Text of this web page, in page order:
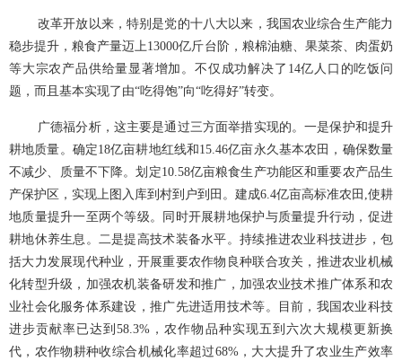
改革开放以来，特别是党的十八大以来，我国农业综合生产能力
稳步提升，粮食产量迈上13000亿斤台阶，粮棉油糖、果菜茶、肉蛋奶
等大宗农产品供给量显著增加。不仅成功解决了 14亿人口的吃饭问
题，而且基本实现了由“吃得饱”向“吃得好”转变。
广德福分析，这主要是通过三方面举措实现的。一是保护和提升
耕地质量。确定18亿亩耕地红线和 15.46亿亩永久基本农田，确保数量
不减少、质量不下降。划定10.58亿亩粮食生产功能区和重要农产品生
产保护区，实现上图入库到村到户到田。建成6.4亿亩高标准农田 ,使耕
地质量提升一至两个等级。同时开展耕地保护与质量提升行动，促进
耕地休养生息。二是提高技术装备水平。持续推进农业科技进步，包
括大力发展现代种业，开展重要农作物良种联合攻关，推进农业机械
化转型升级，加强农机装备研发和推广，加强农业技术推广体系和农
业社会化服务体系建设，推广先进适用技术等。目前，我国农业科技
进步贡献率已达到58.3% ，农作物品种实现五到六次大规模更新换
代，农作物耕种收综合机械化率超过68%，大大提升了农业生产效率